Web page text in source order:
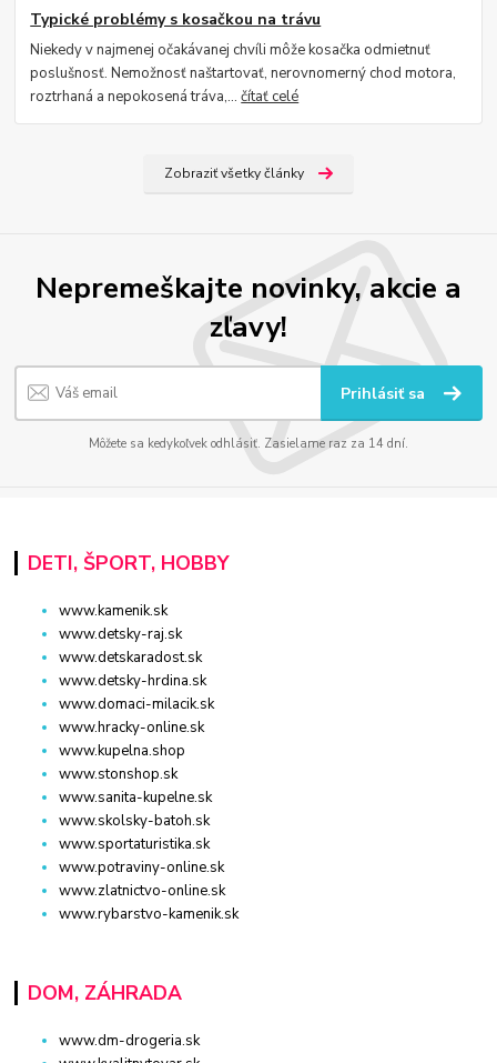
Typické problémy s kosačkou na trávu
Niekedy v najmenej očakávanej chvíli môže kosačka odmietnuť
poslušnosť. Nemožnosť naštartovať, nerovnomerný chod motora,
roztrhaná a nepokosená tráva,...čítať celé
Zobraziť všetky články
Nepremeškajte novinky, akcie a
zľavy!
Prihlásiť sa
Môžete sa kedykoľvek odhlásiť. Zasielame raz za 14 dní.
DETI, ŠPORT, HOBBY
www.kamenik.sk
www.detsky-raj.sk
www.detskaradost.sk
www.detsky-hrdina.sk
www.domaci-milacik.sk
www.hracky-online.sk
www.kupelna.shop
www.stonshop.sk
www.sanita-kupelne.sk
www.skolsky-batoh.sk
www.sportaturistika.sk
www.potraviny-online.sk
www.zlatnictvo-online.sk
www.rybarstvo-kamenik.sk
DOM, ZÁHRADA
www.dm-drogeria.sk